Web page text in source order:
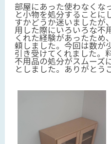
部屋にあった使わなくな
と小物を処分することに
すかどうか迷いましたが
用した際にいろいろな不
くれた経験があったため
頼しました。今回は数が
引き受けてくれました。
不用品の処分がスムーズ
としました。ありがとう